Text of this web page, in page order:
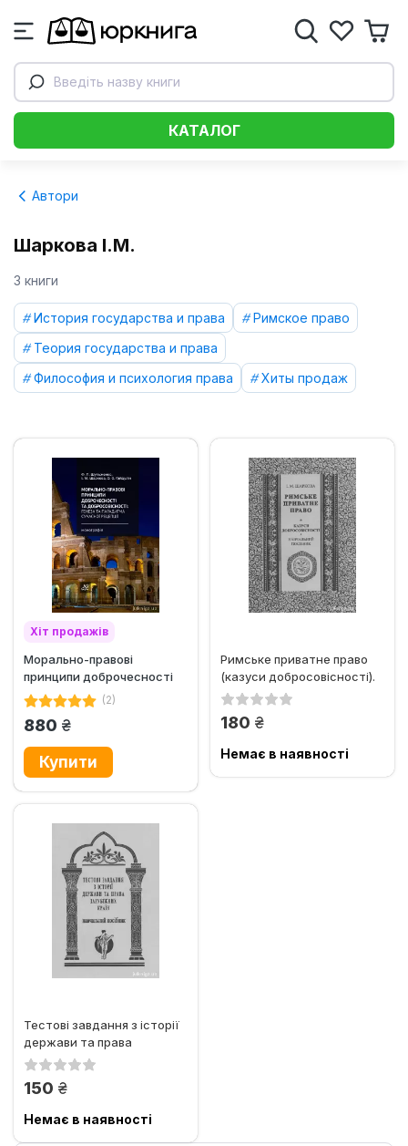
Введіть назву книги
КАТАЛОГ
Автори
Шаркова І.М.
3 книги
История государства и права
Римское право
Теория государства и права
Философия и психология права
Хиты продаж
Хіт продажів
Морально-правові
принципи доброчесності
та добросовісності: генеза
та...
(2)
880 грн.
Римське приватне право
(казуси добросовісності).
Навчальний посібник
180 грн.
Немає в наявності
Тестові завдання з історії
держави та права
зарубіжних країн.
150 грн.
Немає в наявності